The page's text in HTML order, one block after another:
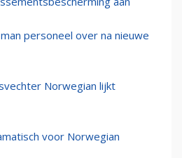
personeel over na nieuwe
Norwegian lijkt
voor Norwegian